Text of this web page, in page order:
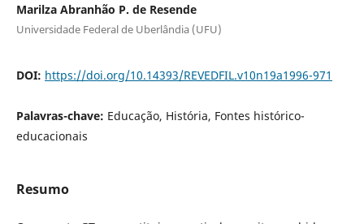
Marilza Abranhão P. de Resende
Universidade Federal de Uberlândia (UFU)
DOI: https://doi.org/10.14393/REVEDFIL.v10n19a1996-971
Palavras-chave: Educação, História, Fontes histórico-
educacionais
Resumo